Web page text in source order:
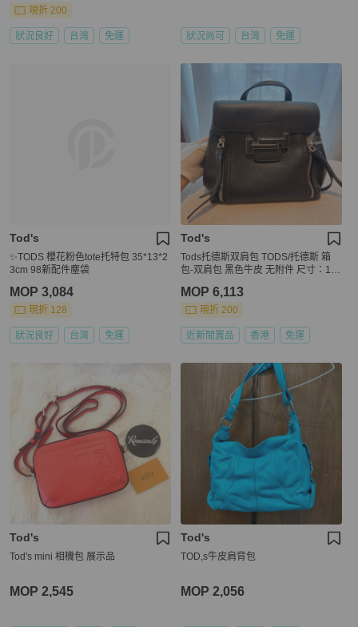
現折 200
狀況良好 台灣 免運 狀況尚可 台灣 免運
Tod's
✨TODS 櫻花粉色tote托特包 35*13*2
3cm 98新配件塵袋
MOP 3,084
現折 128
狀況良好 台灣 免運
Tod's
Tods托德斯双肩包 TODS/托德斯 箱
包-双肩包 黑色牛皮 无附件 尺寸：18*
MOP 6,113
現折 200
近新閒置品 香港 免運
Tod's
Tod's mini 相機包 展示品
MOP 2,545
Tod's
TOD,s牛皮肩背包
MOP 2,056